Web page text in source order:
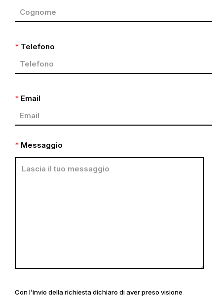
* Telefono
* Email
* Messaggio
Con l’invio della richiesta dichiaro di aver preso visione